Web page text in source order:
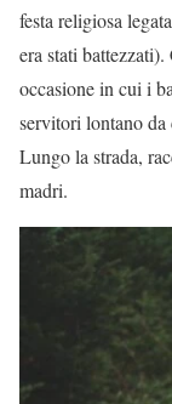
festa religiosa
era stati
occasione in cui i
servitori lontano da
Lungo la strada,
madri.